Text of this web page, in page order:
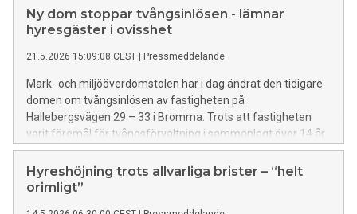
Ny dom stoppar tvångsinlösen - lämnar
hyresgäster i ovisshet
21.5.2026 15:09:08 CEST | Pressmeddelande
Mark- och miljööverdomstolen har i dag ändrat den tidigare
domen om tvångsinlösen av fastigheten på
Hallebergsvägen 29 – 33 i Bromma. Trots att fastigheten
varit föremål för tvångsförvaltning i sammanlagt över 14 år
– och att Svea hovrätt så sent som i april beslutade att
fastigheten även fortsatt ska stå under tvångsförvaltning –
dömde man i dag emot Stockholms stads begäran om
Hyreshöjning trots allvarliga brister – “helt
orimligt”